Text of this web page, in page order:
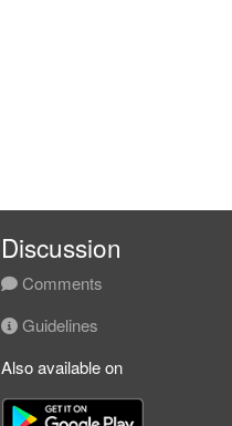
Discussion
Comments
Guidelines
Also available on